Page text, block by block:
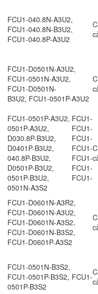
FCU1-040.8N-A3U2,
FCU1-040.8N-B3U2,
FCU1-040.8P-A3U2
FCU1-D0501N-A3U2,
FCU1-0501N-A3U2,
FCU1-D0501N-
B3U2, FCU1-0501P-A3U2
FCU1-0501P-A3U2, FCU1-
0501P-A3U2, FCU1-
D030.8P-B3U2, FCU1-
D0401P-B3U2, FCU1-
040.8P-B3U2, FCU1-
D0501P-B3U2, FCU1-
0501P-B3U2, FCU1-
0501N-A3S2
FCU1-D0601N-A3R2,
FCU1-D0601N-A3U2,
FCU1-D0601N-A3S2,
FCU1-D0601N-B3S2,
FCU1-D0601P-A3S2
FCU1-0501N-B3S2,
FCU1-0501P-B3S2, FCU1-
0501P-B3S2